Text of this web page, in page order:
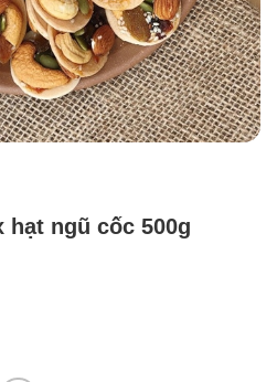
hạt ngũ cốc 500g